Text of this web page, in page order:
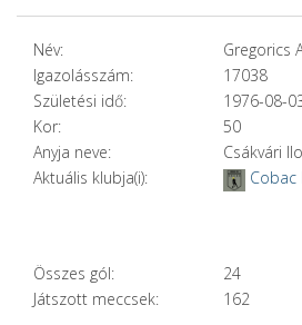
Név:
Gregorics
Igazolásszám:
17038
Születési idő:
1976-08-
Kor:
50
Anyja neve:
Csákvári
Aktuális klubja(i):
Cobac
Összes gól:
24
Játszott meccsek:
162